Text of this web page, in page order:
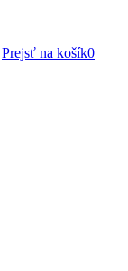
Prejsť na košík0